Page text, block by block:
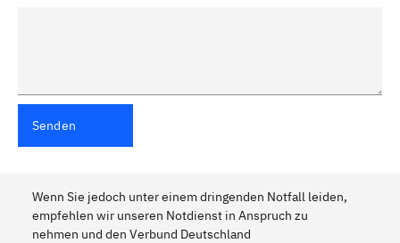
Senden
Wenn Sie jedoch unter einem dringenden Notfall leiden,
empfehlen wir unseren Notdienst in Anspruch zu
nehmen und den Verbund Deutschland